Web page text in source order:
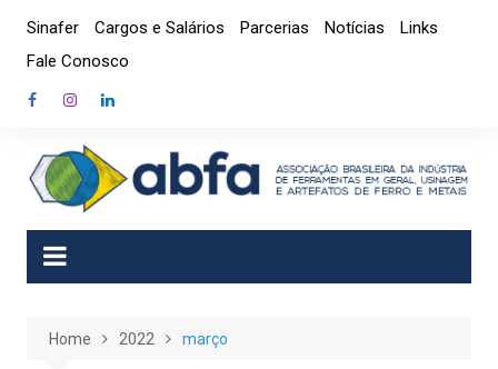
content
Sinafer Cargos e Salários Parcerias Notícias
Links
Fale Conosco
Home 2022 março